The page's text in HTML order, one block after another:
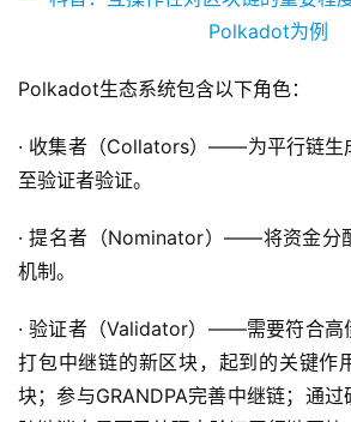
Polkadot生态系统包含以下角色：
· 收集者（Collators）——为平行链生
至验证者验证。
· 提名者（Nominator）——将资金分
机制。
· 验证者（Validator）——需要符合高
打包中继链的新区块，起到的关键作
块；参与GRANDPA完善中继链；通